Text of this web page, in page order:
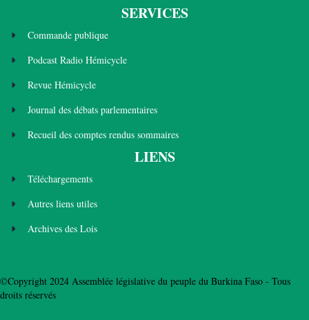
SERVICES
Commande publique
Podcast Radio Hémicycle
Revue Hémicycle
Journal des débats parlementaires
Recueil des comptes rendus sommaires
LIENS
Téléchargements
Autres liens utiles
Archives des Lois
©Copyright 2024 Assemblée législative du peuple du Burkina Faso - Tous
droits réservés